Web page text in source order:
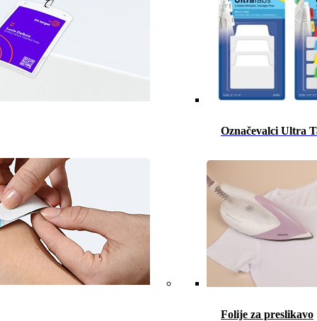
Označevalci Ultra
Folije za preslikavo